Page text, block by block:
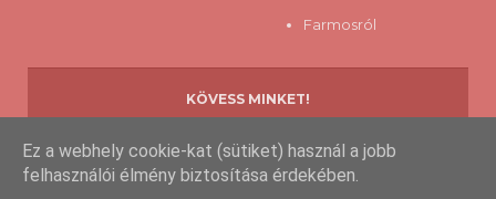
Farmosról
KÖVESS MINKET!
Ez a webhely cookie-kat (sütiket) használ a jobb
felhasználói élmény biztosítása érdekében.